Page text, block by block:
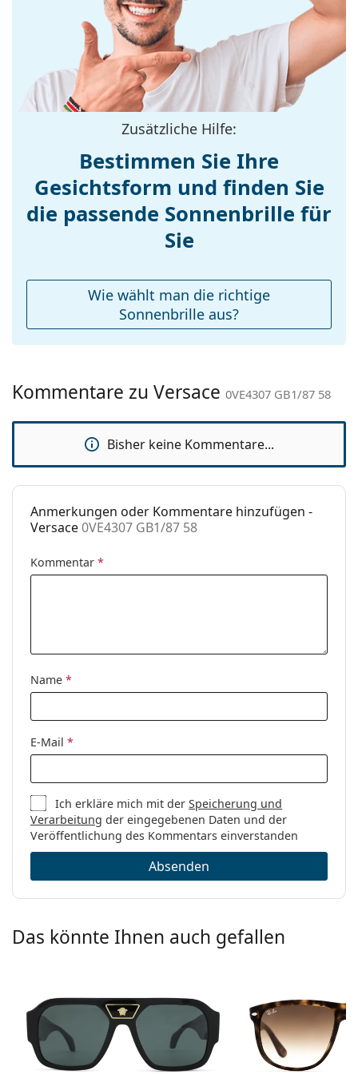
Sonnenbrillen
, um weitere Modelle beliebter Marken
L
Brillenbreite:
143 mm
Bügellänge:
145 mm
Stegbreite:
17 mm
295 g
Nasenpads:
Nein
Federscharnier:
Nein
Reinigungstuch:
Ja
Marke:
Versace
Verwendung:
Mode
0VE4307 GB1/87 58
Zusätzliche Hilfe:
Bestimmen Sie Ihre
Gesichtsform und finden Sie
die passende Sonnenbrille für
Sie
Wie wählt man die richtige
Sonnenbrille aus?
Kommentare zu Versace 0VE4307 GB1/87 58
Bisher keine Kommentare...
Anmerkungen oder Kommentare hinzufügen -
Versace0VE4307 GB1/87 58
Kommentar *
Name *
E-Mail *
Ich erkläre mich mit derSpeicherung und
Verarbeitung der eingegebenen Daten und der
Veröffentlichung des Kommentars einverstanden
Absenden
Das könnte Ihnen auch gefallen